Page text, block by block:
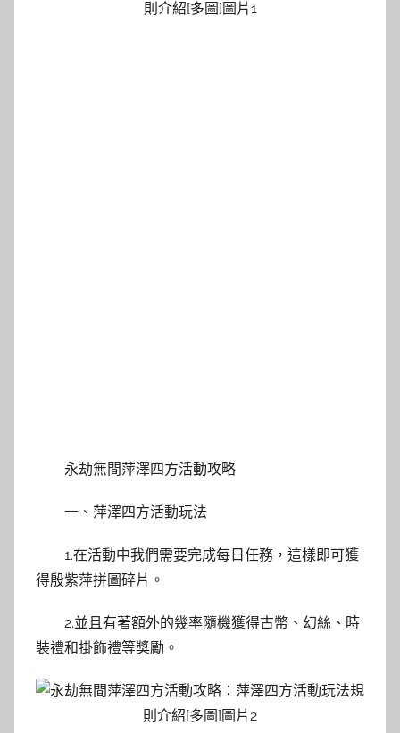
永劫無間萍澤四方活動攻略
一、萍澤四方活動玩法
1.在活動中我們需要完成每日任務，這樣即可獲
得殷紫萍拼圖碎片。
2.並且有著額外的幾率隨機獲得古幣、幻絲、時
裝禮和掛飾禮等獎勵。